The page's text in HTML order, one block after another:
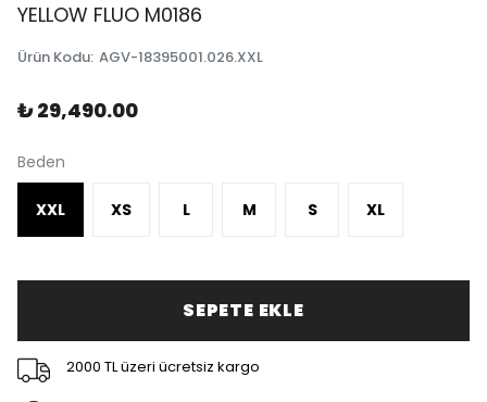
YELLOW FLUO M0186
Ürün Kodu: AGV-18395001.026.XXL
₺ 29,490.00
Beden
XXL XS L M S XL
SEPETE EKLE
2000 TL üzeri ücretsiz kargo